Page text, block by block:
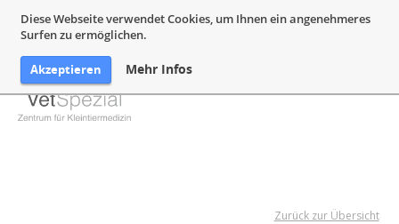
Diese Webseite verwendet Cookies, um Ihnen ein angenehmeres
Surfen zu ermöglichen.
Akzeptieren Mehr Infos
Zurück zur Übersicht